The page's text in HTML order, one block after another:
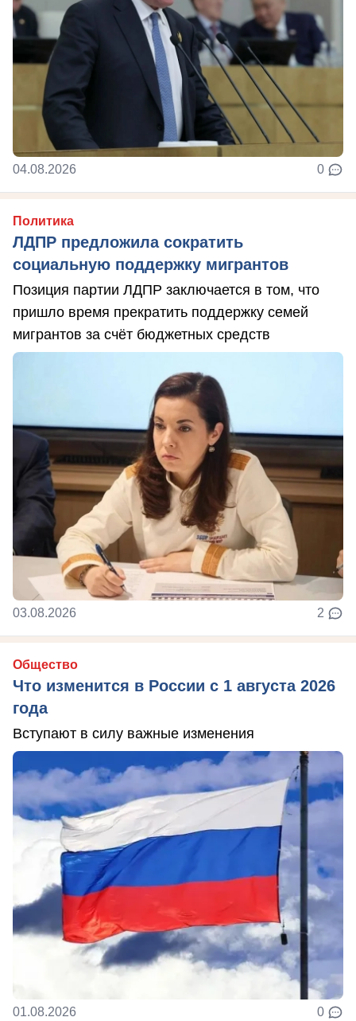
04.08.2026 0
Политика
ЛДПР предложила сократить
социальную поддержку мигрантов
Позиция партии ЛДПР заключается в том, что
пришло время прекратить поддержку семей
мигрантов за счёт бюджетных средств
03.08.2026 2
Общество
Что изменится в России с 1 августа 2026
года
Вступают в силу важные изменения
01.08.2026 0